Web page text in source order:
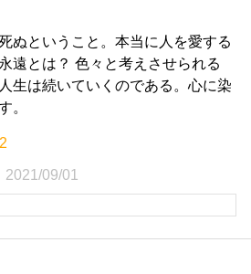
ぬということ。本当に人を愛する
遠とは？ 色々と考えさせられる
生は続いていくのである。心に染
。
2021/09/01